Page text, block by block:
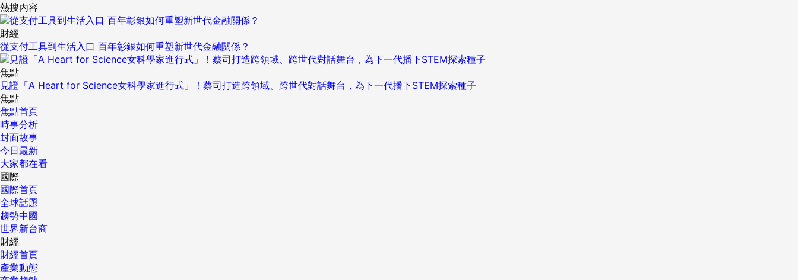
熱搜內容
財經
從支付工具到生活入口 百年彰銀如何重塑新世代金融關係？
焦點
見證「A Heart for Science女科學家進行式」！蔡司打造跨領域、跨世代對話舞台，為下一代播下STEM探索種子
焦點
焦點首頁
時事分析
封面故事
今日最新
大家都在看
國際
國際首頁
全球話題
趨勢中國
世界新台商
財經
財經首頁
產業動態